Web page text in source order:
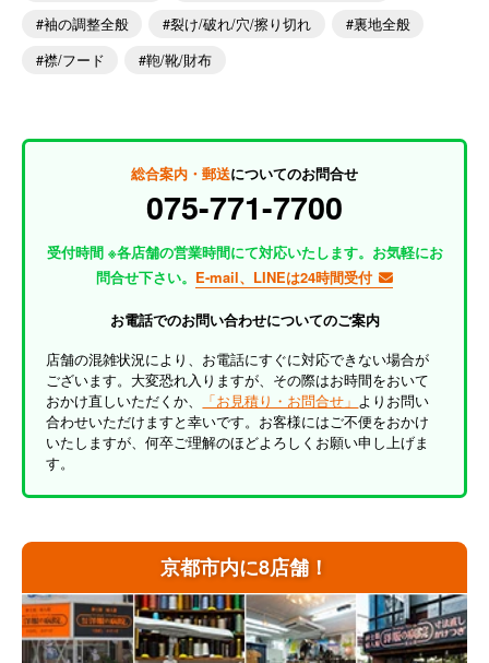
京都市内に8店舗！
袖の調整全般
裂け/破れ/穴/擦り切れ
裏地全般
襟/フード
鞄/靴/財布
総合案内・郵送についてのお問合せ
075-771-7700
受付時間 ※各店舗の営業時間にて対応いたします。お気軽にお
問合せ下さい。 E-mail、LINEは24時間受付
お電話でのお問い合わせについてのご案内
店舗の混雑状況により、お電話にすぐに対応できない場合が
ございます。大変恐れ入りますが、その際はお時間をおいて
おかけ直しいただくか、
「お見積り・お問合せ」 よりお問い
合わせいただけますと幸いです。お客様にはご不便をおかけ
いたしますが、何卒ご理解のほどよろしくお願い申し上げま
す。